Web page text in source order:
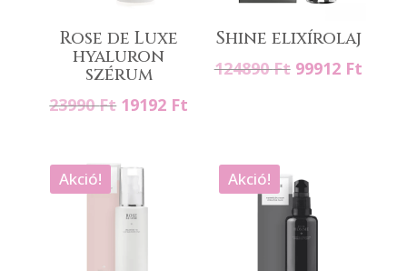
Rose de Luxe
hyaluron
szérum
23990Ft Original
23990 Ft.
19192 Ft
19192 Ft.
Shine elixírolaj
124890Ft Original
99912 Ft
Akció! Akció!